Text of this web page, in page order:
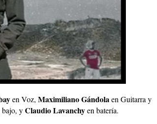
en Voz, Maximiliano Gándolaen Guitarra y
bajo, yClaudio Lavanchyen batería.